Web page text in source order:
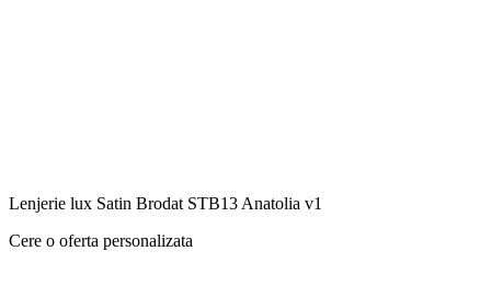
Lenjerie lux Satin Brodat STB13 Anatolia v1
Cere o oferta personalizata